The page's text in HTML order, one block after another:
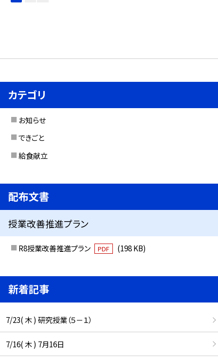
カテゴリ
お知らせ
できごと
給食献立
配布文書
授業改善推進プラン
R8授業改善推進プラン PDF (198 KB)
新着記事
7/23( 木 ) 研究授業（５－１）
7/16( 木 ) 7月16日